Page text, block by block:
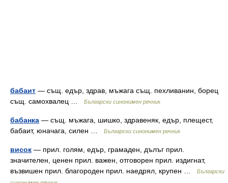
бабаит — същ. едър, здрав, мъжага същ. пехливанин, борец
същ. самохвалец …
Български синонимен речник
бабанка — същ. мъжага, шишко, здравеняк, едър, плещест,
бабаит, юначага, силен …
Български синонимен речник
висок — прил. голям, едър, грамаден, дълъг прил.
значителен, ценен прил. важен, отговорен прил. издигнат,
възвишен прил. благороден прил. наедрял, крупен …
Български